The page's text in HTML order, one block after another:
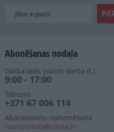
Abonēšanas nodaļa
Darba laiks (valsts darba d.)
9:00 - 17:00
Tālrunis
+371 67 006 114
Abonementu noformēšana
manizurnali@santa.lv